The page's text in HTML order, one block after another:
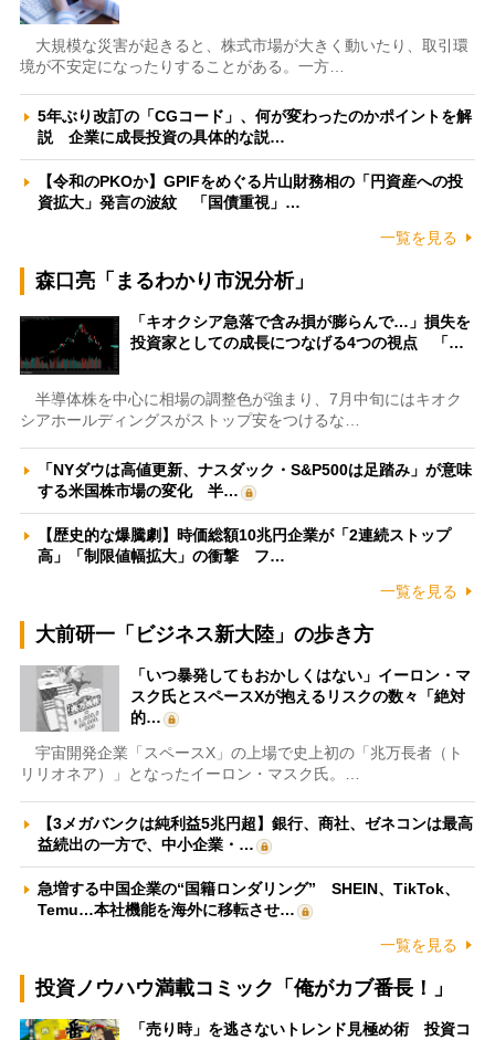
大規模な災害が起きると、株式市場が大きく動いたり、取引環
境が不安定になったりすることがある。一方…
5年ぶり改訂の「CGコード」、何が変わったのかポイントを解
説 企業に成長投資の具体的な説…
【令和のPKOか】GPIFをめぐる片山財務相の「円資産への投
資拡大」発言の波紋 「国債重視」…
一覧を見る
森口亮「まるわかり市況分析」
「キオクシア急落で含み損が膨らんで…」損失を
投資家としての成長につなげる4つの視点 「…
半導体株を中心に相場の調整色が強まり、7月中旬にはキオク
シアホールディングスがストップ安をつけるな…
「NYダウは高値更新、ナスダック・S&P500は足踏み」が意味
する米国株市場の変化 半…
【歴史的な爆騰劇】時価総額10兆円企業が「2連続ストップ
高」「制限値幅拡大」の衝撃 フ…
一覧を見る
大前研一「ビジネス新大陸」の歩き方
「いつ暴発してもおかしくはない」イーロン・マ
スク氏とスペースXが抱えるリスクの数々「絶対
的…
宇宙開発企業「スペースX」の上場で史上初の「兆万長者（ト
リリオネア）」となったイーロン・マスク氏。…
【3メガバンクは純利益5兆円超】銀行、商社、ゼネコンは最高
益続出の一方で、中小企業・…
急増する中国企業の“国籍ロンダリング” SHEIN、TikTok、
Temu…本社機能を海外に移転させ…
一覧を見る
投資ノウハウ満載コミック「俺がカブ番長！」
「売り時」を逃さないトレンド見極め術 投資コ